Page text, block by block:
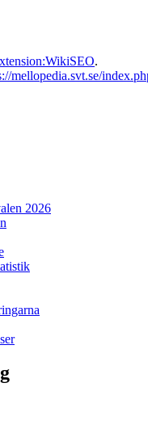
.
mellopedia.svt.se/
2026